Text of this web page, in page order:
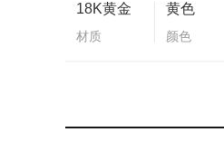
18K黄金
材质
黄色
颜色